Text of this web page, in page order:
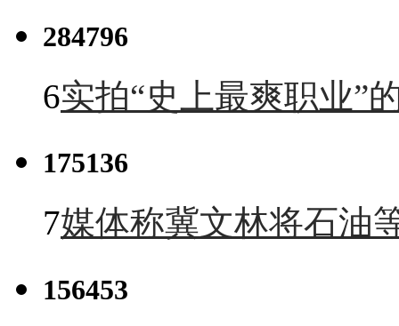
284796
6实拍“史上最爽职业”
175136
7媒体称冀文林将石油
156453